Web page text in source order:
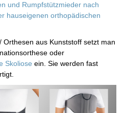
und Rumpfstützmieder nach
hauseigenen orthopädischen
aus Kunststoff setzt man
oder
Skoliose ein. Sie werden fast